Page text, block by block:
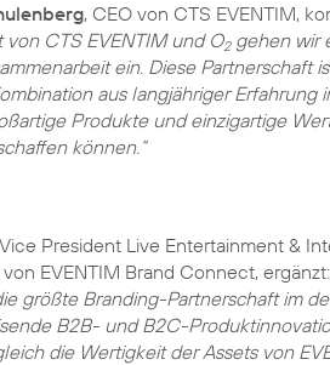
, CEO von CTS EVENTIM,
CTS EVENTIM und O2gehen wir
ein. Diese Partnerschaft
aus langjähriger Erfahrung
Produkte und einzigartige
können.“
President Live Entertainment &
EVENTIM Brand Connect,
größte Branding-Partnerschaft im
B2B- und B2C-
die Wertigkeit der Assets von